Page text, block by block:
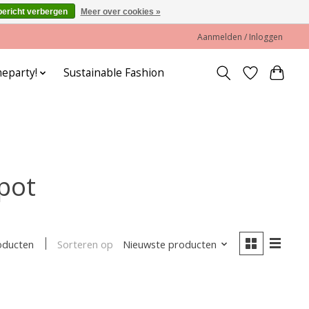
Aanmelden / Inloggen
Sustainable Fashion
Sorteren op Nieuwste producten
verbergen Meer over cookies »